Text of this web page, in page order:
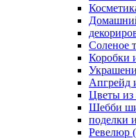
Соленое
Коробки
Апгрейд
Цветы из
Шебби
поделки
Ревелюр